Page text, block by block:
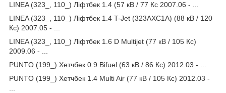
LINEA (323_, 110_) Ліфтбек 1.4 (57 кВ / 77 Кс 2007.06 - ...
LINEA (323_, 110_) Ліфтбек 1.4 T-Jet (323AXC1A) (88 кВ / 120
Кс) 2007.05 - ...
LINEA (323_, 110_) Ліфтбек 1.6 D Multijet (77 кВ / 105 Кс)
2009.06 - ...
PUNTO (199_) Хетчбек 0.9 Bifuel (63 кВ / 86 Кс) 2012.03 - ...
PUNTO (199_) Хетчбек 1.4 Multi Air (77 кВ / 105 Кс) 2012.03 -
...